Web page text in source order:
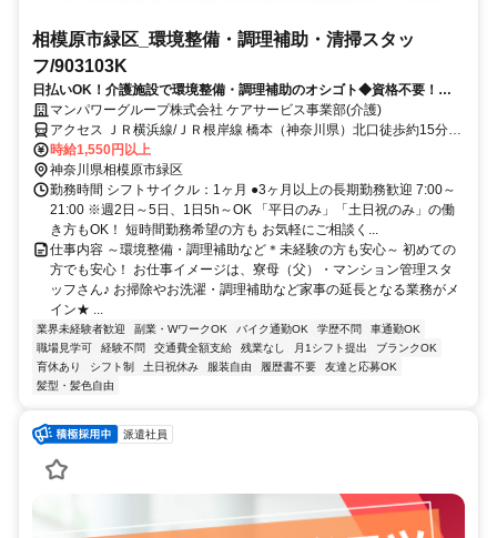
相模原市緑区_環境整備・調理補助・清掃スタッ
フ/903103K
日払いOK！介護施設で環境整備・調理補助のオシゴト◆資格不要！
【WEB・電話登録OK】
マンパワーグループ株式会社 ケアサービス事業部(介護)
アクセス ＪＲ横浜線/ＪＲ根岸線 橋本（神奈川県）北口徒歩約15分、
ＪＲ相模線 橋本（神奈川県）北口徒歩約15分、京王相模原線 橋本
（神奈川県）北口徒歩約15分 車・バイク通勤OK（派遣先による）
時給1,550円以上
神奈川県相模原市緑区
勤務時間 シフトサイクル：1ヶ月 ●3ヶ月以上の長期勤務歓迎 7:00～
21:00 ※週2日～5日、1日5h～OK 「平日のみ」「土日祝のみ」の働
き方もOK！ 短時間勤務希望の方も お気軽にご相談く...
仕事内容 ～環境整備・調理補助など＊未経験の方も安心～ 初めての
方でも安心！ お仕事イメージは、寮母（父）・マンション管理スタ
ッフさん♪ お掃除やお洗濯・調理補助など家事の延長となる業務がメ
イン★ ...
業界未経験者歓迎 副業・WワークOK バイク通勤OK 学歴不問
車通勤OK
職場見学可
経験不問 交通費全額支給 残業なし 月1シフト提出
ブランクOK
育休あり
シフト制 土日祝休み 服装自由 履歴書不要
友達と応募OK
髪型・髪色自由
派遣社員